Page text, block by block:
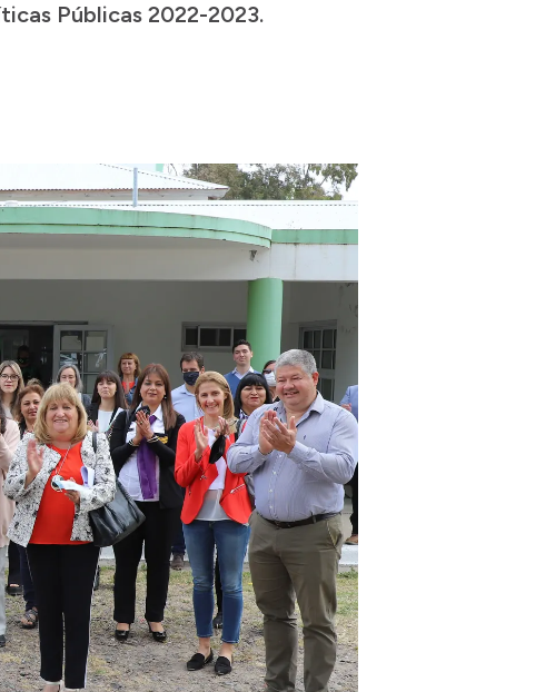
Públicas 2022-2023.